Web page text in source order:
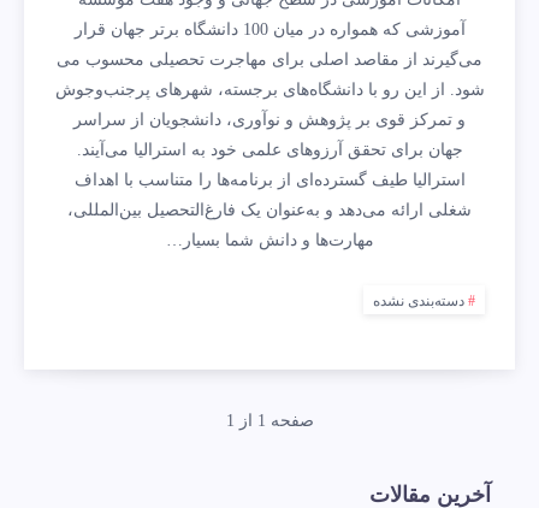
آموزشی که همواره در میان 100 دانشگاه برتر جهان قرار
می‌گیرند از مقاصد اصلی برای مهاجرت تحصیلی محسوب می
شود. از این رو با دانشگاه‌های برجسته، شهرهای پرجنب‌وجوش
و تمرکز قوی بر پژوهش و نوآوری، دانشجویان از سراسر
جهان برای تحقق آرزوهای علمی خود به استرالیا می‌آیند.
استرالیا طیف گسترده‌ای از برنامه‌ها را متناسب با اهداف
شغلی ارائه می‌دهد و به‌عنوان یک فارغ‌التحصیل بین‌المللی،
مهارت‌ها و دانش شما بسیار…
دسته‌بندی نشده
صفحه 1 از 1
آخرین مقالات